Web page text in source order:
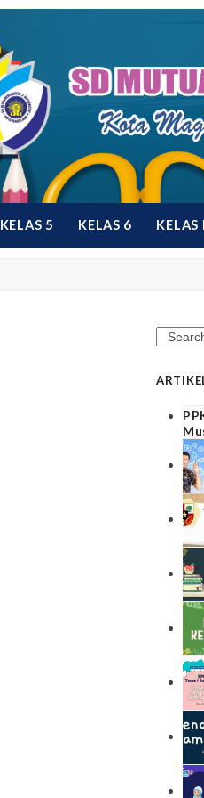
KELAS 5 KELAS 6 KELAS
Search